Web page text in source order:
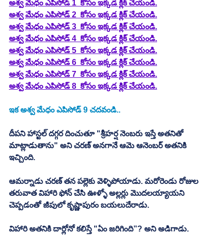
అశ్వ మేధం ఎపిసోడ్ 1  కోసం ఇక్కడ క్లిక్ చేయండి.
అశ్వ మేధం ఎపిసోడ్ 2  కోసం ఇక్కడ క్లిక్ చేయండి.
అశ్వ మేధం ఎపిసోడ్ 3  కోసం ఇక్కడ క్లిక్ చేయండి.
అశ్వ మేధం ఎపిసోడ్ 4  కోసం ఇక్కడ క్లిక్ చేయండి.
అశ్వ మేధం ఎపిసోడ్ 5  కోసం ఇక్కడ క్లిక్ చేయండి.
అశ్వ మేధం ఎపిసోడ్ 6  కోసం ఇక్కడ క్లిక్ చేయండి.
అశ్వ మేధం ఎపిసోడ్ 7  కోసం ఇక్కడ క్లిక్ చేయండి.
అశ్వ మేధం ఎపిసోడ్ 8  కోసం ఇక్కడ క్లిక్ చేయండి.
ఇక అశ్వ మేధం ఎపిసోడ్ 9 చదవండి..
దీపని హాస్టల్ దగ్గర దించుతూ "శ్రీహర్ష నెంబరు ఇస్తే అతనితో
మాట్లాడుతాను" అని చరణ్ అనగానే ఆమె ఆనెంబర్ అతనికి
ఇచ్చింది.
ఆమర్నాడు చరణ్ తన పల్లెకు వెళ్ళిపోయాడు. మరోరెండు రోజుల
తరువాత విహారి ఫోన్ చేసి ఊళ్ళో అల్లర్లు మొదలయ్యాయని
చెప్పడంతో జీపులో కృష్ణాపురం బయలుదేరాడు.
విహారి అతనికి దార్లోనో కలిస్తే "ఏం జరిగింది”? అని అడిగాడు.